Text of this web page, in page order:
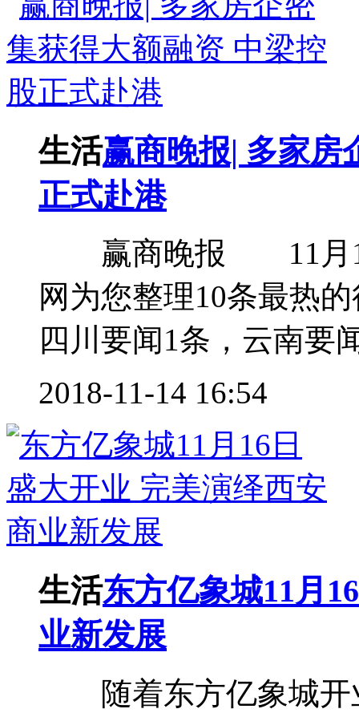
生活赢商晚报| 多家房
正式赴港
赢商晚报 11月14
网为您整理10条最热
四川要闻1条，云南要
2018-11-14 16:54
生活东方亿象城11月
业新发展
随着东方亿象城开